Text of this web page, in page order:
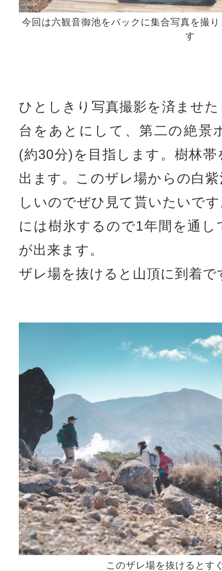
今回は六観音御池をバックに集合写真を撮
す
ひとしきり写真撮影を済ませ
台をあとにして、第二の絶景
(約30分)を目指します。樹林
出ます。このザレ場からの白
しいのでぜひ見て貰いたいで
には樹氷するので1年間を通
が出来ます。
ザレ場を抜けると山頂に到着で
このザレ場を抜けるとす